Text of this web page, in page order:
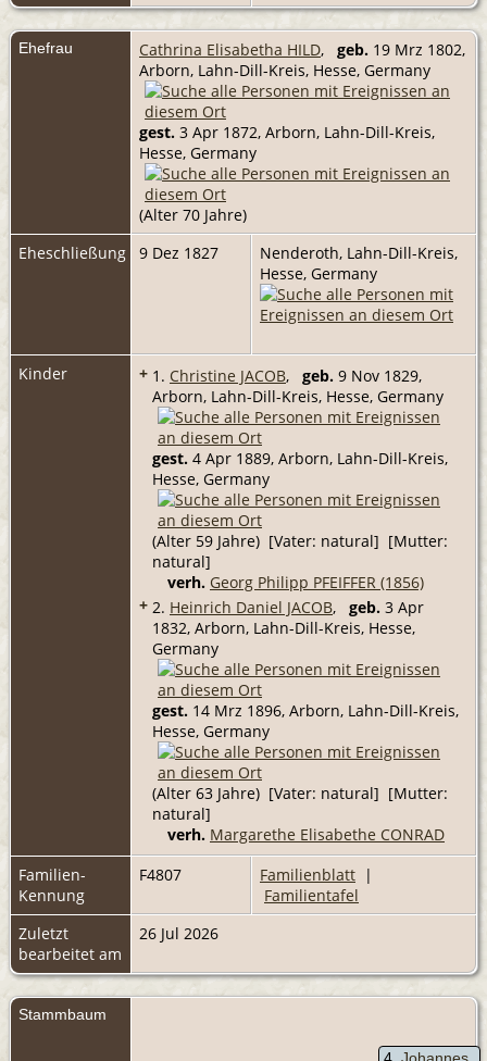
Ehefrau Cathrina Elisabetha HILD, geb. 19 Mrz 1802,
Arborn, Lahn-Dill-Kreis, Hesse, Germany
gest. 3 Apr 1872, Arborn, Lahn-Dill-Kreis,
Hesse, Germany
(Alter 70 Jahre)
Eheschließung
9 Dez 1827
Nenderoth, Lahn-Dill-Kreis,
Hesse, Germany
Kinder + 1. Christine JACOB, geb. 9 Nov 1829,
Arborn, Lahn-Dill-Kreis, Hesse, Germany
gest. 4 Apr 1889, Arborn, Lahn-Dill-Kreis,
Hesse, Germany
(Alter 59 Jahre) [Vater: natural] [Mutter:
natural]
verh. Georg Philipp PFEIFFER (1856)
+ 2. Heinrich Daniel JACOB, geb. 3 Apr
1832, Arborn, Lahn-Dill-Kreis, Hesse,
Germany
gest. 14 Mrz 1896, Arborn, Lahn-Dill-Kreis,
Hesse, Germany
(Alter 63 Jahre) [Vater: natural] [Mutter:
natural]
verh. Margarethe Elisabethe CONRAD
Familien-
Kennung
F4807 Familienblatt |
Familientafel
Zuletzt
bearbeitet am
26 Jul 2026
Stammbaum
4 Johannes